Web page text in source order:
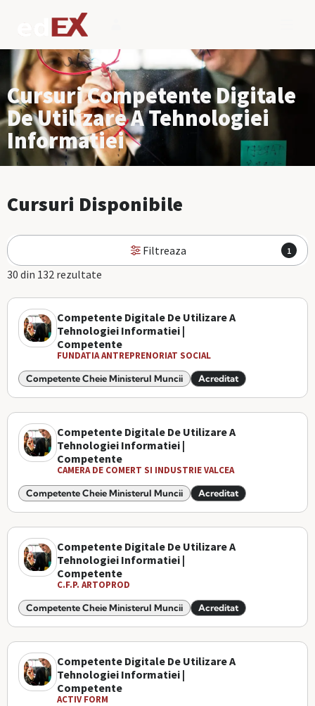
Cursuri Competente Digitale
De Utilizare A Tehnologiei
Informatiei
Cursuri Disponibile
Filtreaza 1
30 din 132 rezultate
Competente Digitale De Utilizare A
Tehnologiei Informatiei |
Competente
FUNDATIA ANTREPRENORIAT SOCIAL
Competente Cheie Ministerul Muncii Acreditat
Competente Digitale De Utilizare A
Tehnologiei Informatiei |
Competente
CAMERA DE COMERT SI INDUSTRIE VALCEA
Competente Cheie Ministerul Muncii Acreditat
Competente Digitale De Utilizare A
Tehnologiei Informatiei |
Competente
C.F.P. ARTOPROD
Competente Cheie Ministerul Muncii Acreditat
Competente Digitale De Utilizare A
Tehnologiei Informatiei |
Competente
ACTIV FORM